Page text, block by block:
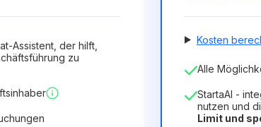
Assistent, der hilft,
zu
Kosten
Anzahl der
Dauer der Lizenz
12 Months
Alle
StartaAI -
nutzen und
Limit und